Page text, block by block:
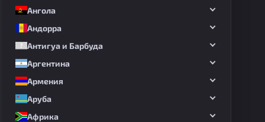
Ангола
Андорра
Антигуа и Барбуда
Аргентина
Армения
Аруба
Африка